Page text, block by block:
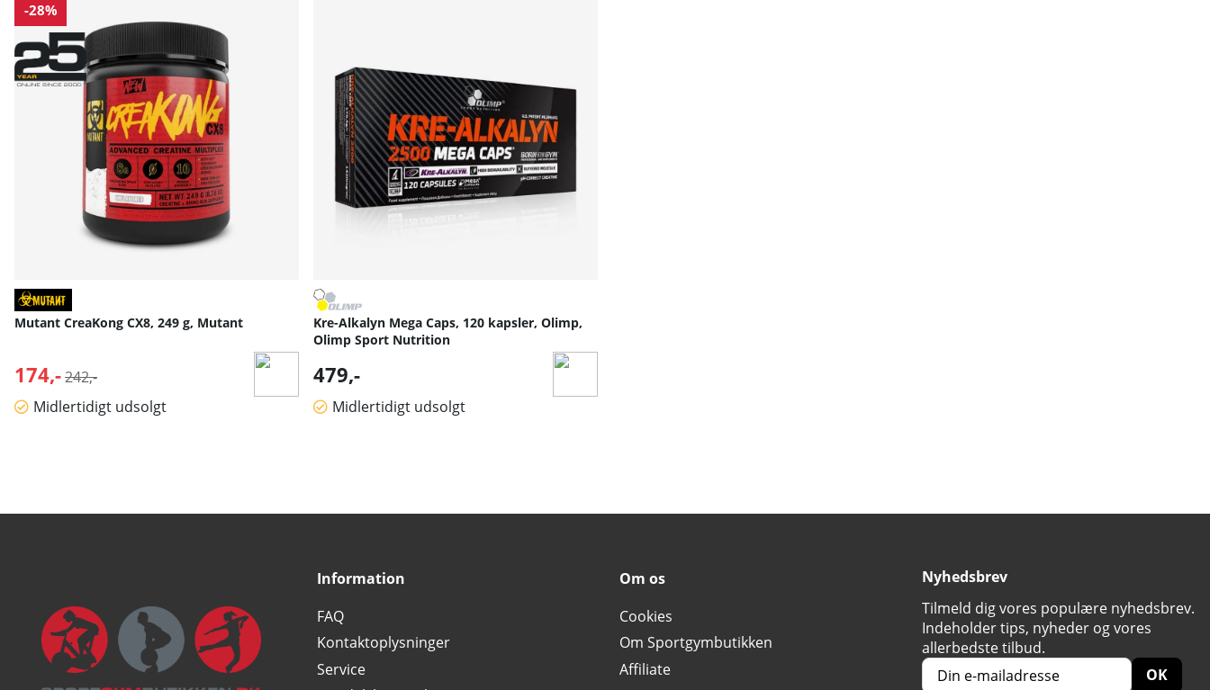
-28%
Mutant CreaKong CX8, 249 g, Mutant
174,- Normalpris:
242,-
Midlertidigt udsolgt
Kre-Alkalyn Mega Caps, 120 kapsler, Olimp,
Olimp Sport Nutrition
479,-
Midlertidigt udsolgt
Information
FAQ
Kontaktoplysninger
Service
Om os
Cookies
Om Sportgymbutikken
Affiliate
Nyhedsbrev
Tilmeld dig vores populære nyhedsbrev.
Indeholder tips, nyheder og vores
allerbedste tilbud.
OK